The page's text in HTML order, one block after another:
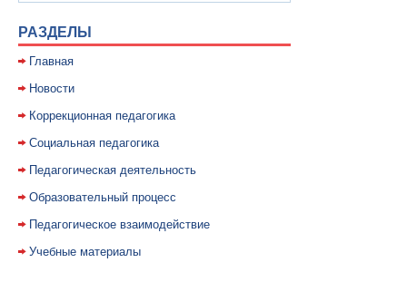
РАЗДЕЛЫ
Главная
Новости
Коррекционная педагогика
Социальная педагогика
Педагогическая деятельность
Образовательный процесс
Педагогическое взаимодействие
Учебные материалы